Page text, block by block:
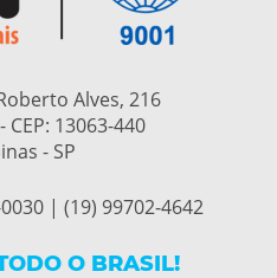
Alves, 216
CEP: 13063-440
- SP
| (19) 99702-4642
O BRASIL!